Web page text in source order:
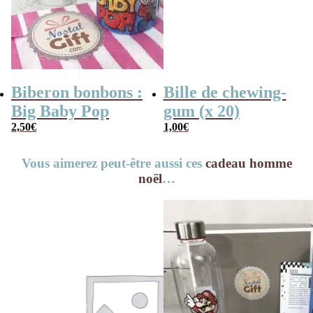
Biberon bonbons :
Big Baby Pop
2,50€
Bille de chewing-
gum (x 20)
1,00€
Vous aimerez peut-être aussi ces cadeau homme
noël…